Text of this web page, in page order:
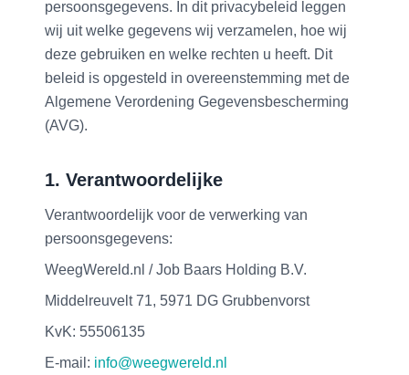
persoonsgegevens. In dit privacybeleid leggen
wij uit welke gegevens wij verzamelen, hoe wij
deze gebruiken en welke rechten u heeft. Dit
beleid is opgesteld in overeenstemming met de
Algemene Verordening Gegevensbescherming
(AVG).
1. Verantwoordelijke
Verantwoordelijk voor de verwerking van
persoonsgegevens:
WeegWereld.nl / Job Baars Holding B.V.
Middelreuvelt 71, 5971 DG Grubbenvorst
KvK: 55506135
E-mail: info@weegwereld.nl